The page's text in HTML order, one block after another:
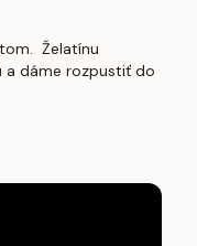
Želatínu
a dáme rozpustiť do